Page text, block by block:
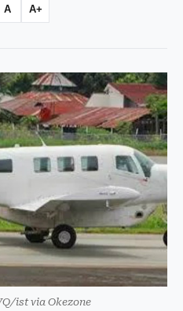
A A+
ist via Okezone